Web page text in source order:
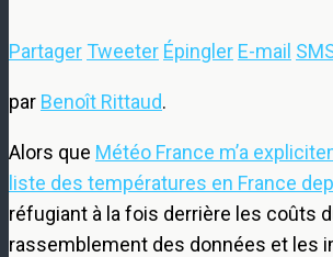
Partager Tweeter Épingler E-mail
par Benoît Rittaud.
Alors que Météo France m’a
liste des températures en France
réfugiant à la fois derrière les coûts
rassemblement des données et les